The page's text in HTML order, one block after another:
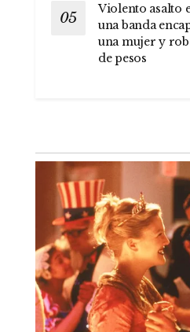
Violento asalto
una banda
una mujer y
de pesos